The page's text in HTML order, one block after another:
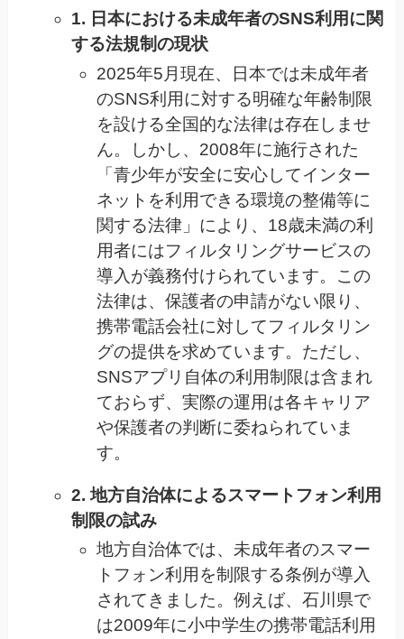
1. 日本における未成年者のSNS利用に関
する法規制の現状
2025年5月現在、日本では未成年者
のSNS利用に対する明確な年齢制限
を設ける全国的な法律は存在しませ
ん。しかし、2008年に施行された
「青少年が安全に安心してインター
ネットを利用できる環境の整備等に
関する法律」により、18歳未満の利
用者にはフィルタリングサービスの
導入が義務付けられています。この
法律は、保護者の申請がない限り、
携帯電話会社に対してフィルタリン
グの提供を求めています。ただし、
SNSアプリ自体の利用制限は含まれ
ておらず、実際の運用は各キャリア
や保護者の判断に委ねられていま
す。
2. 地方自治体によるスマートフォン利用
制限の試み
地方自治体では、未成年者のスマー
トフォン利用を制限する条例が導入
されてきました。例えば、石川県で
は2009年に小中学生の携帯電話利用